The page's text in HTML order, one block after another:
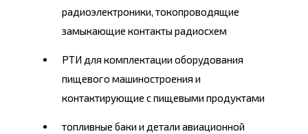
радиоэлектроники, токопроводящие
замыкающие контакты радиосхем
РТИ для комплектации оборудования
пищевого машиностроения и
контактирующие с пищевыми продуктами
топливные баки и детали авиационной